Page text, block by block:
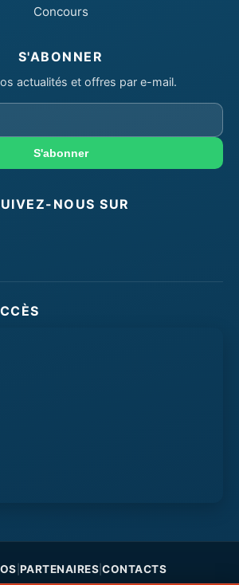
Concours
S'ABONNER
actualités et offres par e-mail.
S'abonner
NOUS SUR
PARTENAIRES |CONTACTS